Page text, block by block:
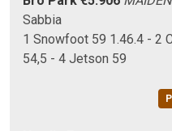
Sabbia
1 Snowfoot 59 1.46.4 - 2
54,5 - 4 Jetson 59
P